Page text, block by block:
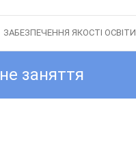
ЗАБЕЗПЕЧЕННЯ ЯКОСТІ ОСВІТИ
заняття